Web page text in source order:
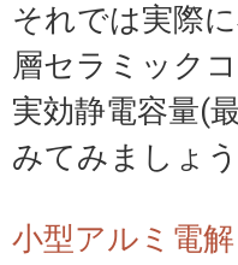
それでは実際
層セラミック
実効静電容量(
みてみましょう
小型アルミ電